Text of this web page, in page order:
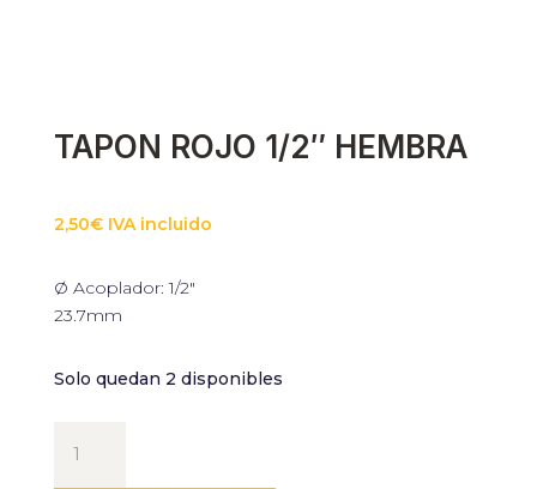
TAPON ROJO 1/2″ HEMBRA
2,50€ IVA incluido
Ø Acoplador: 1/2″
23.7mm
Solo quedan 2 disponibles
ROJO
necesarias
para que
Estadísticas
Para que
podamos
y estructura
se usa la web.